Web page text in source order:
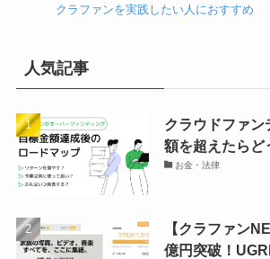
クラファンを実践したい人におすすめ
人気記事
クラウドファン
額を超えたらど
お金・法律
【クラファン
億円突破！